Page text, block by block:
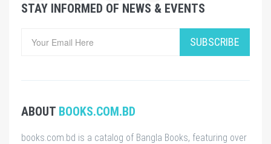
STAY INFORMED OF NEWS & EVENTS
SUBSCRIBE
ABOUT BOOKS.COM.BD
books.com.bd is a catalog of Bangla Books, featuring over